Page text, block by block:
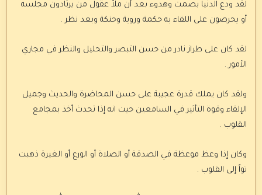
لقد ودع الدنيا بصمت وهدوء بعد أن ملأ عقول من يرتادون مجلسه
أو يحرصون على اللقاء به حكمة وروية وحنكة وبعد نظر .
لقد كان على طراز نادر من حسن التبصر والتحليل والنظر في مجاري
الأمور .
ولقد كان يملك قدرة عجيبة على حسن المحاضرة والحديث وجميل
الإلقاء وقوة التأثير في السامعين حيت انه إذا تحدث أخذ بمجامع
القلوب .
وكان إذا وعظ موعظة في الصدقة أو الصلاة أو الورع أو الغيرة ذهبت
تواً إلى القلوب .